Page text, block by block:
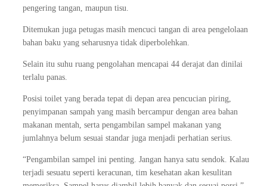
pengering tangan, maupun tisu.
Ditemukan juga petugas masih mencuci tangan di area pengelolaan
bahan baku yang seharusnya tidak diperbolehkan.
Selain itu suhu ruang pengolahan mencapai 44 derajat dan dinilai
terlalu panas.
Posisi toilet yang berada tepat di depan area pencucian piring,
penyimpanan sampah yang masih bercampur dengan area bahan
makanan mentah, serta pengambilan sampel makanan yang
jumlahnya belum sesuai standar juga menjadi perhatian serius.
“Pengambilan sampel ini penting. Jangan hanya satu sendok. Kalau
terjadi sesuatu seperti keracunan, tim kesehatan akan kesulitan